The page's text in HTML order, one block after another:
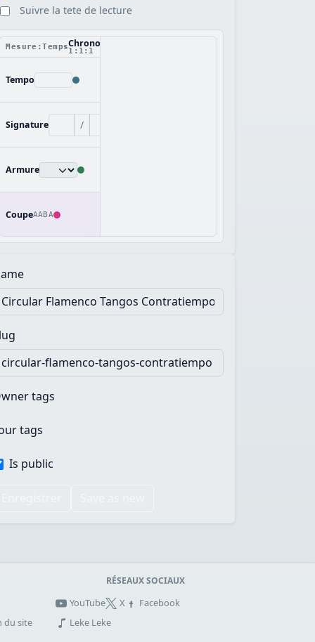
Suivre la tete de lecture
Mesure:TempsChronologie
1:1:1
Tempo
Signature /
Armure
CoupeAABA
tags
tags
Is public
du site
RÉSEAUX SOCIAUX
YouTube X
Facebook
Leke Leke